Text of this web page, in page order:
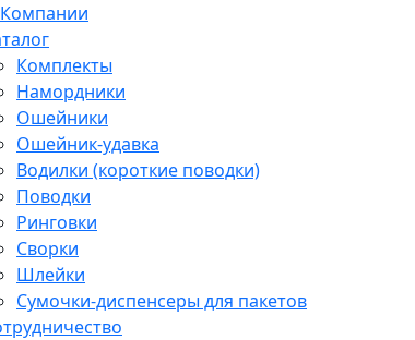
Комплекты
Намордники
Ошейники
Ошейник-удавка
Водилки (короткие поводки)
Поводки
Ринговки
Сворки
Шлейки
Сумочки-диспенсеры для пакетов